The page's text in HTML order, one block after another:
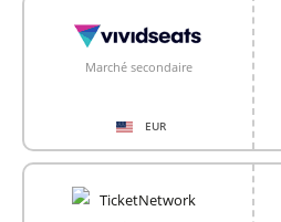
Marché secondaire
EUR